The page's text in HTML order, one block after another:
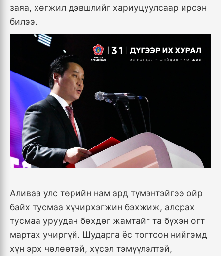
заяа, хөгжил дэвшлийг хариуцуулсаар ирсэн
билээ.
Аливаа улс төрийн нам ард түмэнтэйгээ ойр
байх тусмаа хүчирхэгжин бэхжиж, алсрах
тусмаа уруудан бөхдөг жамтайг та бүхэн огт
мартах учиргүй. Шударга ёс тогтсон нийгэмд
хүн эрх чөлөөтэй, хүсэл тэмүүлэлтэй,